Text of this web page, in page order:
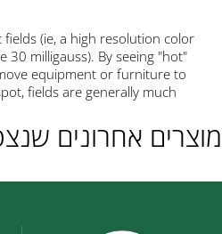
magnetic fields (ie, a high
above 30 milligauss). By
you can move equipment or
a "hot" spot, fields are generally
room.
אחרונים שנצפו